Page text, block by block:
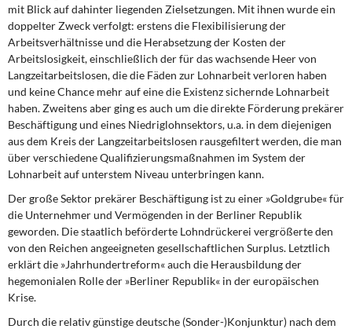
mit Blick auf dahinter liegenden Zielsetzungen. Mit ihnen wurde ein
doppelter Zweck verfolgt: erstens die Flexibilisierung der
Arbeitsverhältnisse und die Herabsetzung der Kosten der
Arbeitslosigkeit, einschließlich der für das wachsende Heer von
Langzeitarbeitslosen, die die Fäden zur Lohnarbeit verloren haben
und keine Chance mehr auf eine die Existenz sichernde Lohnarbeit
haben. Zweitens aber ging es auch um die direkte Förderung prekärer
Beschäftigung und eines Niedriglohnsektors, u.a. in dem diejenigen
aus dem Kreis der Langzeitarbeitslosen rausgefiltert werden, die man
über verschiedene Qualifizierungsmaßnahmen im System der
Lohnarbeit auf unterstem Niveau unterbringen kann.
Der große Sektor prekärer Beschäftigung ist zu einer »Goldgrube« für
die Unternehmer und Vermögenden in der Berliner Republik
geworden. Die staatlich beförderte Lohndrückerei vergrößerte den
von den Reichen angeeigneten gesellschaftlichen Surplus. Letztlich
erklärt die »Jahrhundertreform« auch die Herausbildung der
hegemonialen Rolle der »Berliner Republik« in der europäischen
Krise.
Durch die relativ günstige deutsche (Sonder-)Konjunktur) nach dem